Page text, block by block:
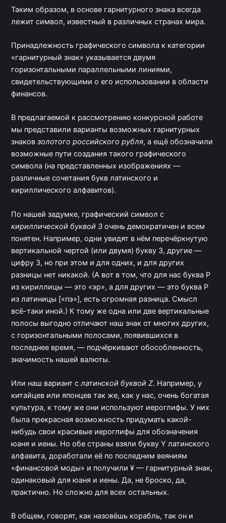
Таким образом, в основе гарнитурного знака всегда
лежит символ, известный в различных странах мира.
Принадлежность графического символа к категории
«гарнитурный знак» указывается двумя
горизонтальными параллельными линиями,
свидетельствующими о его использовании в области
финансов.
В предлагаемой к рассмотрению конкурсной работе
мы представили варианты возможных гарнитурных
знаковзолотого российского рубля, а ещё обозначили
возможные пути создания такого графического
символа (на представленных изображениях —
различные сочетания букв латинского и
кириллического алфавитов).
По нашей задумке, графический символ с
кириллической буквой З очень демократичен и всем
понятен. Например, одни увидят в нём перечёркнутую
вертикальной чертой (или двумя) букву З, другие —
цифру 3, но при этом и для одних, и для других
разницы нет никакой. (А вот в том, что для нас буква Р
из кириллицы — это «эр», а для других — это буква P
из латиницы [«пэ»], есть огромная разница. Смысл
всё-таки иной.) К тому же одна или две вертикальные
полосы выгодно отличают наш знак от многих других,
с горизонтальными полосами, появившихся в
последнее время, — подчёркивают обособленность,
значимость нашей валюты.
Или наш вариант слатинской буквой Z. Например, у
китайцев или японцев так же, как у нас, очень богатая
культура, к тому же они используют иероглифы. У них
была прекрасная возможность придумать какой-
нибудь свои красивые иероглифы для обозначения
юаня и иены. Но обе страны взяли букву Y латинского
алфавита, доработали её по последним веяниям
«финансовой моды» и получили ¥ — гарнитурный знак,
одинаковый для юаня и иены. Да, не броско, да,
практично. Но сложно для всех остальных.
В общем, говорят, как назовёшь корабль, так он и